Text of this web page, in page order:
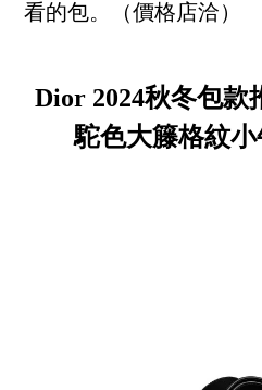
看的包。（價格店洽）
Dior 2024秋冬包款
駝色大籐格紋